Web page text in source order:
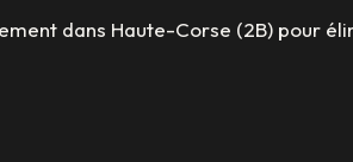
dans Haute-Corse (2B) pour